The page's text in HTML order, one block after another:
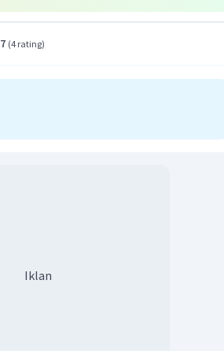
(4 rating)
Iklan